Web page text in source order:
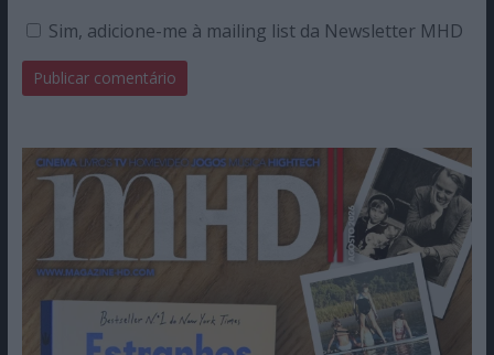
Sim, adicione-me à mailing list da Newsletter MHD